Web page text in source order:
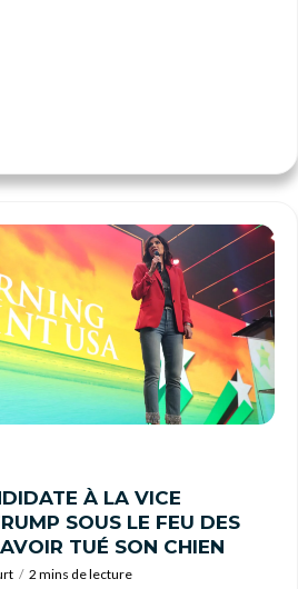
À LA VICE
SOUS LE FEU DES
TUÉ SON CHIEN
2 mins de lecture